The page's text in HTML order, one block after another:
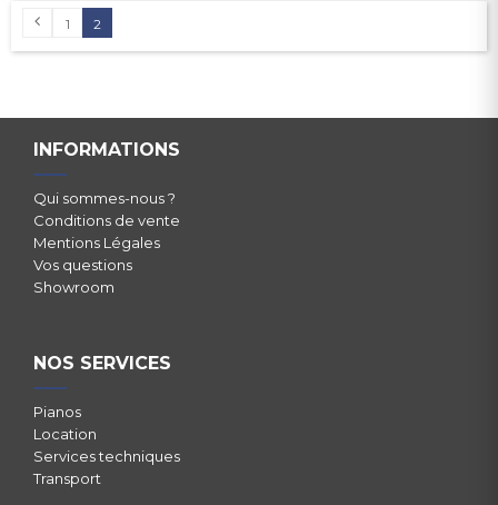
1 2
INFORMATIONS
Qui sommes-nous ?
Conditions de vente
Mentions Légales
Vos questions
Showroom
NOS SERVICES
Pianos
Location
Services techniques
Transport